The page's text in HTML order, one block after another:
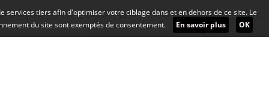
tiers afin d'optimiser votre ciblage dans et en dehors de ce site. Le
du site sont exemptés de consentement.
En savoir plus OK